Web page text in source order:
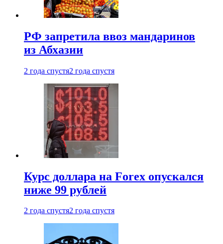
РФ запретила ввоз мандаринов
из Абхазии
2 года спустя2 года спустя
Курс доллара на Forex опускался
ниже 99 рублей
2 года спустя2 года спустя